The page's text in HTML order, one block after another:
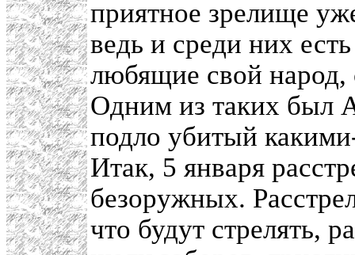
приятное зрелище
ведь и среди них
любящие свой народ,
Одним из таких был
подло убитый
Итак, 5 января
безоружных.
что будут стрелять,